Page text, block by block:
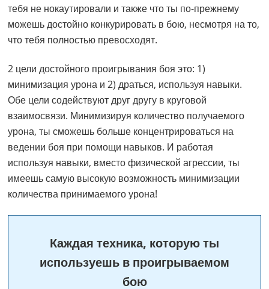
тебя не нокаутировали и также что ты по-прежнему
можешь достойно конкурировать в бою, несмотря на то,
что тебя полностью превосходят.
2 цели достойного проигрывания боя это: 1)
минимизация урона и 2) драться, используя навыки.
Обе цели содействуют друг другу в круговой
взаимосвязи. Минимизируя количество получаемого
урона, ты сможешь больше концентрироваться на
ведении боя при помощи навыков. И работая
используя навыки, вместо физической агрессии, ты
имеешь самую высокую возможность минимизации
количества принимаемого урона!
Каждая техника, которую ты
используешь в проигрываемом
бою